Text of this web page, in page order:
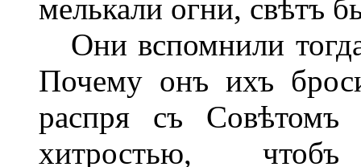
мелькали огни, свѣтъ
Они вспомнили
Почему онъ ихъ
распря съ Совѣтомъ
хитростью,